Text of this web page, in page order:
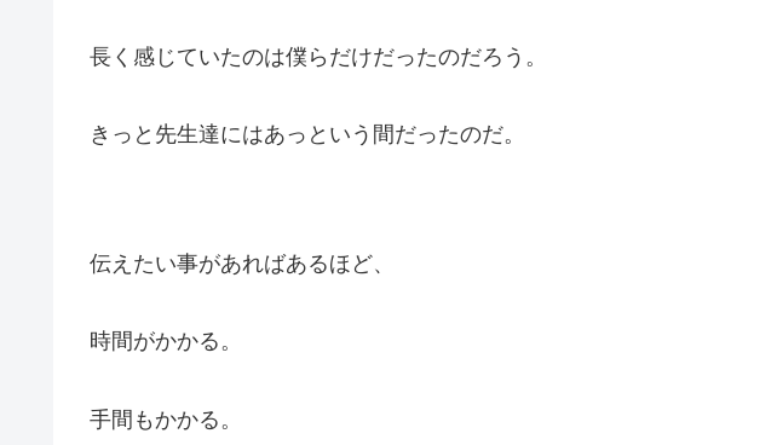
長く感じていたのは僕らだけだったのだろう。
きっと先生達にはあっという間だったのだ。
伝えたい事があればあるほど、
時間がかかる。
手間もかかる。